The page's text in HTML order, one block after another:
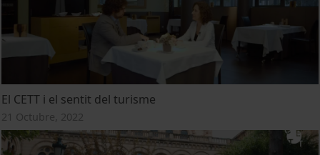
El CETT i el sentit del turisme
21 Octubre, 2022